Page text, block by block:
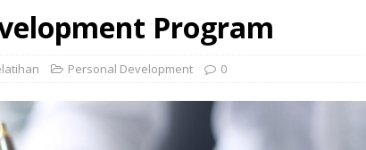
Program
Personal Development 0